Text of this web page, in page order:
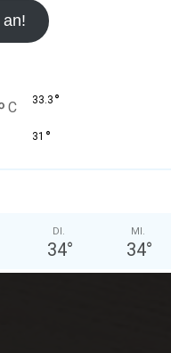
C 33.3 °
31 °
DI.
34°
MI.
34°